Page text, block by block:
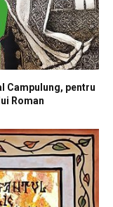
Campulung, pentru
Roman